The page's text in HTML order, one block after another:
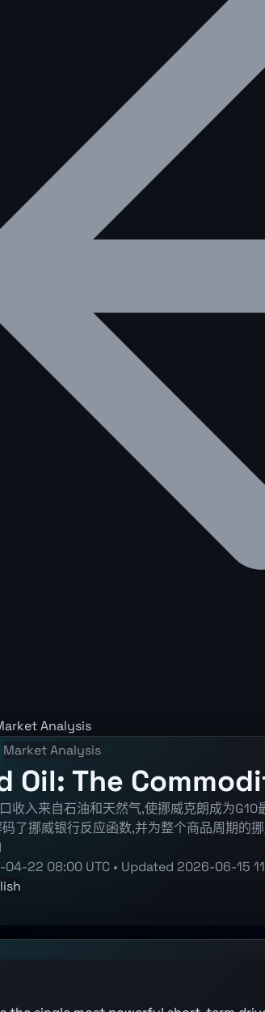
Analysis
Market Analysis
Oil: The
收入来自石油和天然气,使挪威克朗成为
了挪威银行反应函数,并为整个商品周期的
04-22 08:00 UTC • Updated 2026-06-15